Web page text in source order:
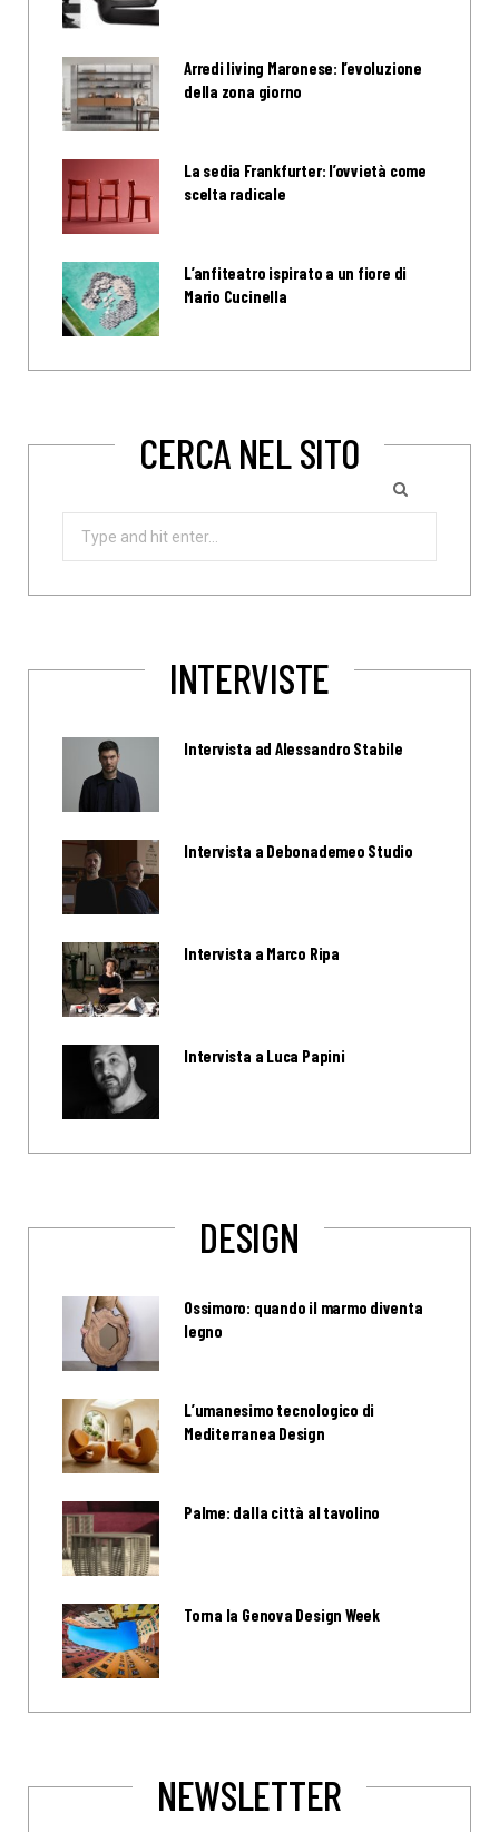
Arredi living Maronese: l’evoluzione
della zona giorno
La sedia Frankfurter: l’ovvietà come
scelta radicale
L’anfiteatro ispirato a un fiore di
Mario Cucinella
CERCA NEL SITO
Search
INTERVISTE
Intervista ad Alessandro Stabile
Intervista a Debonademeo Studio
Intervista a Marco Ripa
Intervista a Luca Papini
DESIGN
Ossimoro: quando il marmo diventa
legno
L’umanesimo tecnologico di
Mediterranea Design
Palme: dalla città al tavolino
Torna la Genova Design Week
NEWSLETTER